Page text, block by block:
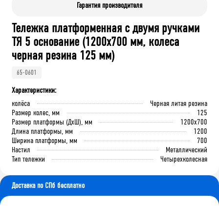
Гарантия производителя
Тележка платформенная с двумя ручками
ТЯ 5 основание (1200x700 мм, колеса
черная резина 125 мм)
65-0601
Характеристики:
колёса
Черная литая резина
Размер колес, мм
125
Размер платформы (ДхШ), мм
1200x700
Длина платформы, мм
1200
Ширина платформы, мм
700
Настил
Металлический
Тип тележки
Четырехколесная
Доставка по СПб бесплатно